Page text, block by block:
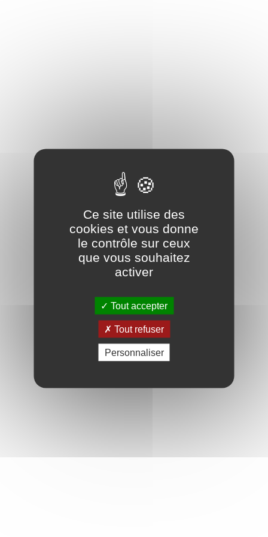
Ce site utilise des
cookies et vous donne
le contrôle sur ceux
que vous souhaitez
activer
Tout accepter
Tout refuser
Personnaliser